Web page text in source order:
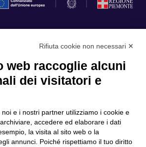
Finanziamenti e bandi
News & Eventi
Rifiuta cookie non necessari ✕
web raccoglie alcuni
dei visitatori e
e i nostri partner utilizziamo i cookie e
accedere ed elaborare i dati
la visita al sito web o la
annunci. Poiché rispettiamo il tuo diritto